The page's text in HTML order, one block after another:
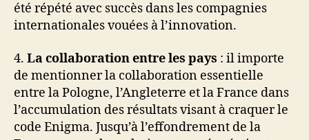
été répété avec succès dans les compagnies
internationales vouées à l’innovation.
4. La collaboration entre les pays : il importe
de mentionner la collaboration essentielle
entre la Pologne, l’Angleterre et la France dans
l’accumulation des résultats visant à craquer le
code Enigma. Jusqu’à l’effondrement de la